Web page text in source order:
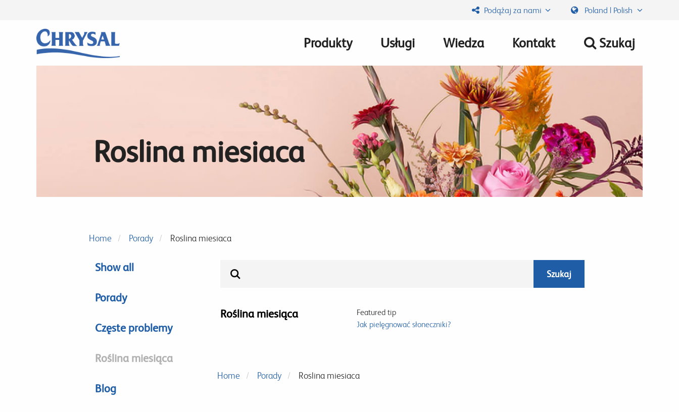
Podążaj za nami Poland | Polish
Main
Produkty Usługi Wiedza Kontakt Szukaj
Roslina miesiaca
Home Porady Roslina miesiaca
Show all
Porady
Częste problemy
Roślina miesiąca
Blog
Roślina miesiąca
Featured tip
Jak pielęgnować słoneczniki?
Home Porady Roslina miesiaca